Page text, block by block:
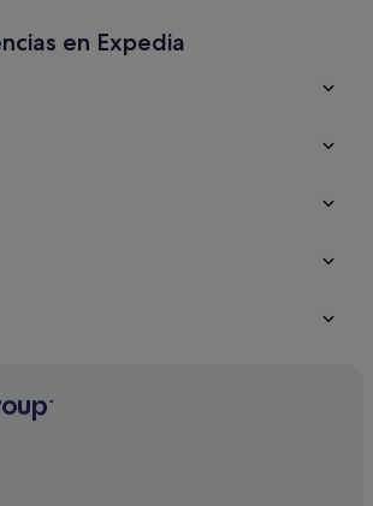
en Expedia